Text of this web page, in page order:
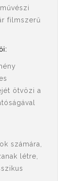
filmszerű
ötvözi a
számára,
létre,